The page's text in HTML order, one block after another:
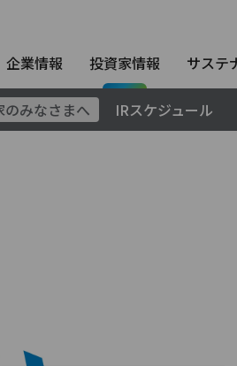
企業情報 投資家情報 サステ
みなさまへ IRスケジュール